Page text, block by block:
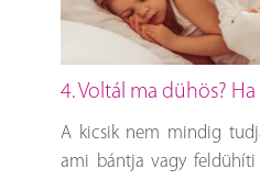
4. Voltál ma dühös?
A kicsik nem mindig
ami bántja vagy